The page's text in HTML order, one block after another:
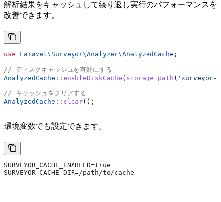
解析結果をキャッシュして繰り返し実行のパフォーマンスを
改善できます。
use Laravel\Surveyor\Analyzer\AnalyzedCache ;
// ディスクキャッシュを有効にする
AnalyzedCache :: enableDiskCache ( storage_path ( 'surveyor-
// キャッシュをクリアする
AnalyzedCache :: clear();
環境変数でも設定できます。
SURVEYOR_CACHE_ENABLED=true
SURVEYOR_CACHE_DIR=/path/to/cache